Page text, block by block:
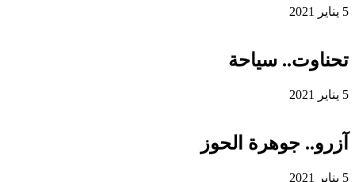
5 يناير 2021
تحناوت.. سياحة
5 يناير 2021
آزرو.. جوهرة الحوز
5 يناير 2021